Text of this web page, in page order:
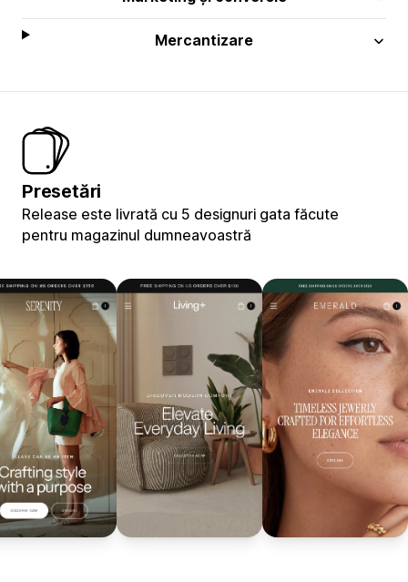
Mercantizare
Presetări
Release este livrată cu 5 designuri gata făcute
pentru magazinul dumneavoastră